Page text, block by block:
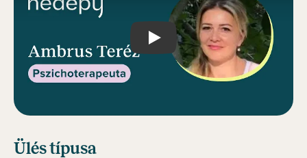
Play
Ülés típusa